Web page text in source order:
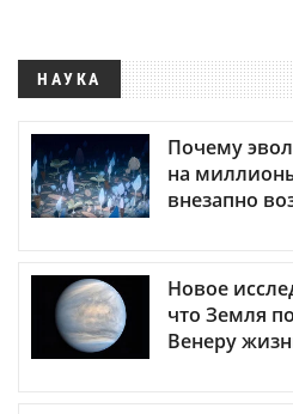
НАУКА
Почему
на
внезапно
Новое
что Земля
Венеру